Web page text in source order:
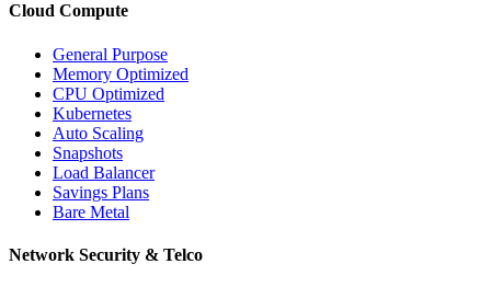
Cloud Compute
General Purpose
Memory Optimized
CPU Optimized
Kubernetes
Auto Scaling
Snapshots
Load Balancer
Savings Plans
Bare Metal
Network Security & Telco